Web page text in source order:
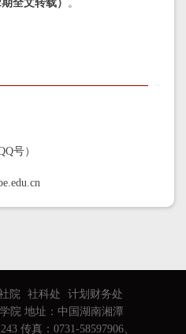
全文转载） 。
号）
院 社科处
计划财务处
院 地址：中国湖南湘潭
传真：0731-58597906、